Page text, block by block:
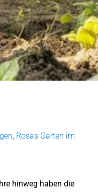
Rosas Garten im
hinweg haben die